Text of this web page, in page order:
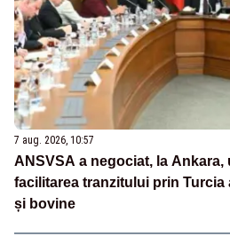
7 aug. 2026, 10:57
ANSVSA a negociat, la
facilitarea tranzitului prin Turcia
și bovine